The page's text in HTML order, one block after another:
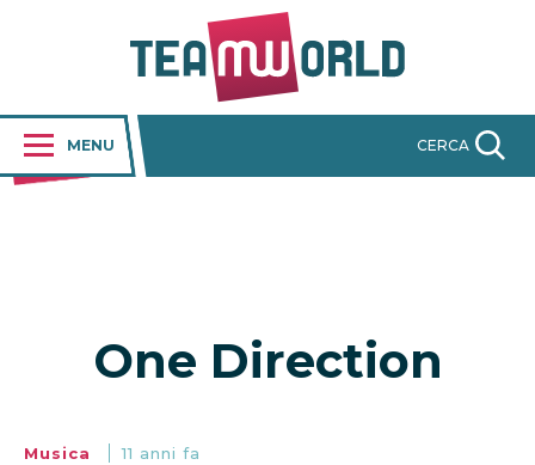
MENU CERCA
One Direction
Musica 11 anni fa